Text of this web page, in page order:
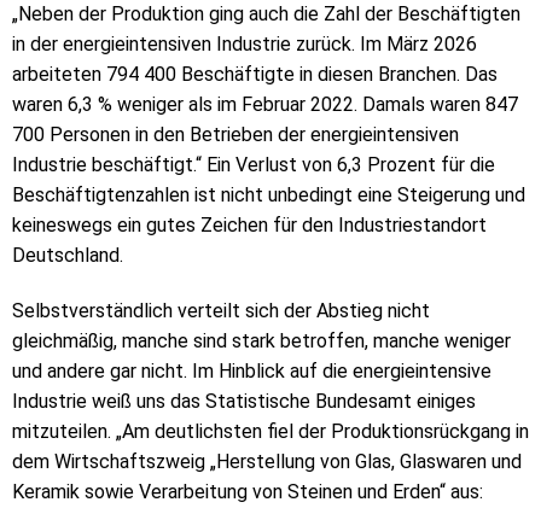
„Neben der Produktion ging auch die Zahl der Beschäftigten
in der energieintensiven Industrie zurück. Im März 2026
arbeiteten 794 400 Beschäftigte in diesen Branchen. Das
waren 6,3 % weniger als im Februar 2022. Damals waren 847
700 Personen in den Betrieben der energieintensiven
Industrie beschäftigt.“ Ein Verlust von 6,3 Prozent für die
Beschäftigtenzahlen ist nicht unbedingt eine Steigerung und
keineswegs ein gutes Zeichen für den Industriestandort
Deutschland.
Selbstverständlich verteilt sich der Abstieg nicht
gleichmäßig, manche sind stark betroffen, manche weniger
und andere gar nicht. Im Hinblick auf die energieintensive
Industrie weiß uns das Statistische Bundesamt einiges
mitzuteilen. „Am deutlichsten fiel der Produktionsrückgang in
dem Wirtschaftszweig „Herstellung von Glas, Glaswaren und
Keramik sowie Verarbeitung von Steinen und Erden“ aus: